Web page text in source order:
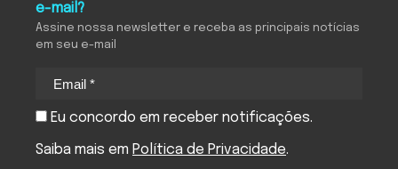
e-mail?
Assine nossa newsletter e receba as principais notícias
em seu e-mail
Eu concordo em receber notificações.
Saiba mais em Política de Privacidade.